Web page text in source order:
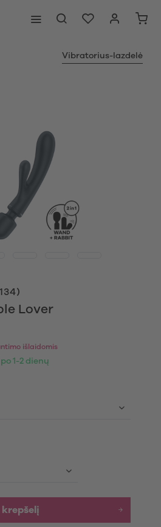
Vibratorius-lazdelė
Lover
134)
išlaidomis
1-2 dienų
Į krepšelį